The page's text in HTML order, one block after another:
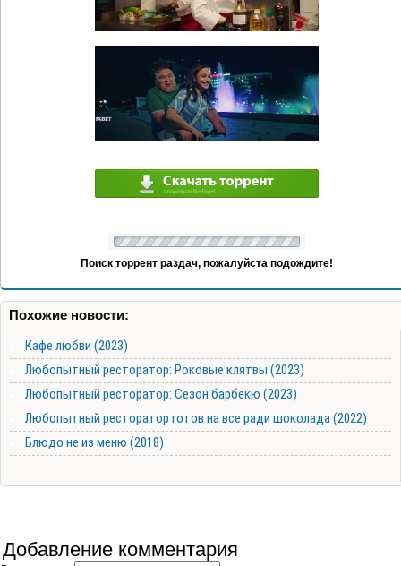
Поиск торрент раздач, пожалуйста подождите!
Похожие новости:
Кафе любви (2023)
Любопытный ресторатор: Роковые клятвы (2023)
Любопытный ресторатор: Сезон барбекю (2023)
Любопытный ресторатор готов на все ради шоколада (2022)
Блюдо не из меню (2018)
Добавление комментария